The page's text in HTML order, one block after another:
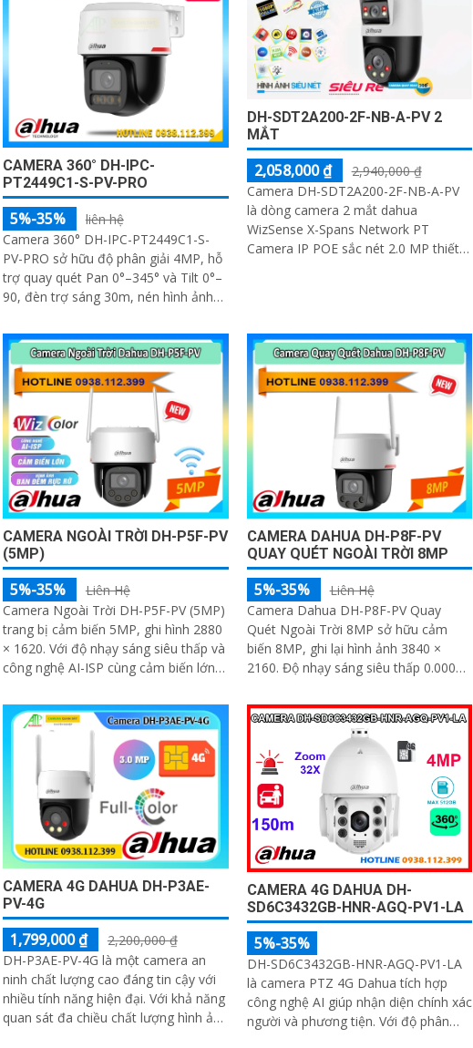
CAMERA 360° DH-IPC-
PT2449C1-S-PV-PRO
5%-35%
liên hệ
Camera 360° DH-IPC-PT2449C1-S-
PV-PRO sở hữu độ phân giải 4MP, hỗ
trợ quay quét Pan 0°–345° và Tilt 0°–
90, đèn trợ sáng 30m, nén hình ảnh
lý WDR 120dB, BLC, HLC, 3D-NR
DH-SDT2A200-2F-NB-A-PV 2
MẮT
2,058,000 ₫
2,940,000 ₫
Camera DH-SDT2A200-2F-NB-A-PV
là dòng camera 2 mắt dahua
WizSense X-Spans Network PT
Camera IP POE sắc nét 2.0 MP thiết
CAMERA NGOÀI TRỜI DH-P5F-PV
(5MP)
5%-35%
Liên Hệ
Camera Ngoài Trời DH-P5F-PV (5MP)
trang bị cảm biến 5MP, ghi hình 2880
× 1620. Với độ nhạy sáng siêu thấp và
công nghệ AI-ISP cùng cảm biến lớn,
ngày lẫn đêm
CAMERA DAHUA DH-P8F-PV
QUAY QUÉT NGOÀI TRỜI 8MP
5%-35%
Liên Hệ
Camera Dahua DH-P8F-PV Quay
Quét Ngoài Trời 8MP sở hữu cảm
biến 8MP, ghi lại hình ảnh 3840 ×
2160. Độ nhạy sáng siêu thấp 0.0005
cảm biến lớn...
CAMERA 4G DAHUA DH-P3AE-
PV-4G
1,799,000 ₫
2,200,000 ₫
DH-P3AE-PV-4G là một camera an
ninh chất lượng cao đáng tin cậy với
nhiều tính năng hiện đại. Với khả năng
quan sát đa chiều chất lượng hình ảnh
CAMERA 4G DAHUA DH-
SD6C3432GB-HNR-AGQ-PV1-LA
5%-35%
DH-SD6C3432GB-HNR-AGQ-PV1-LA
là camera PTZ 4G Dahua tích hợp
công nghệ AI giúp nhận diện chính xác
người và phương tiện. Với độ phân